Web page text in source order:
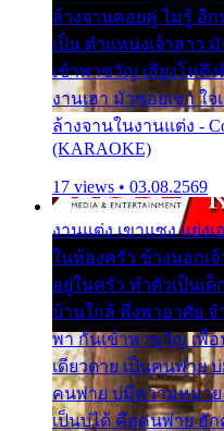
ล้างจานคอยคู่ ไม่รู้ อีก
เป็น ตำแหน่งเจ้าสาว
เข้าพาขวัญ เสียงโห่ตึ
งานเฮา มัวซอยเขา ใ
ล้างจานในงานแต่ง -
(KARAOKE)
17 views • 03.08.2569
งานแต่ง เขาแซง แย่ง
ในห้องครัว ข้างนอกเจ้
อยู่ในครัว ทำตัวเป็นเ
บ้านใกล้ พึ่งพาอาศัย จ
พา กันเข้าพาขวัญ เพื่อ
เดียวดาย เป็นคนพ่าย
คนพ่าย บ่มีความหมาย
เป็นบ่ได้ คือคนพ่าย ฮั